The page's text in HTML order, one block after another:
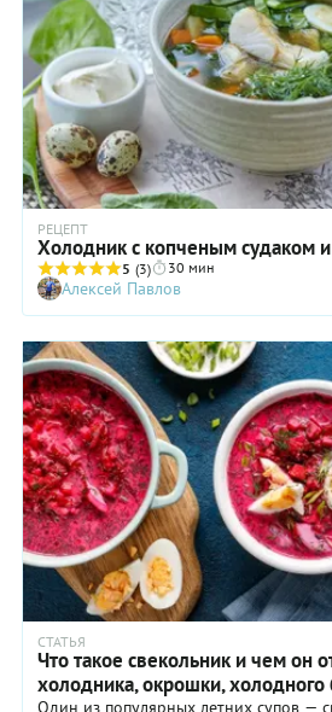
РЕЦЕПТ
Холодник с копченым судаком
5 (3) 30 мин
Алексей Павлов
СТАТЬЯ
Что такое свекольник и чем он
холодника, окрошки,
Один из популярных летних супов —